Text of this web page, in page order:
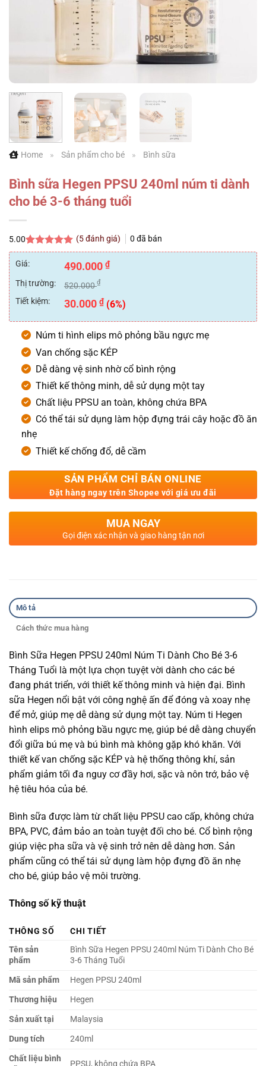
Home » Sản phẩm cho bé » Bình sữa
Bình sữa Hegen PPSU 240ml núm ti dành
cho bé 3-6 tháng tuổi
5.00
5.00trên 5
dựa trên
5
(5đánh giá) 0 đã bán
Giá: 490.000 ₫
Thị trường:
520.000₫
Tiết kiệm: 30.000 ₫ (6%)
Núm ti hình elips mô phỏng bầu ngực mẹ
Van chống sặc KÉP
Dễ dàng vệ sinh nhờ cổ bình rộng
Thiết kế thông minh, dễ sử dụng một tay
Chất liệu PPSU an toàn, không chứa BPA
Có thể tái sử dụng làm hộp đựng trái cây hoặc đồ ăn
nhẹ
Thiết kế chống đổ, dễ cầm
SẢN PHẨM CHỈ BÁN ONLINE
Đặt hàng ngay trên Shopee với giá ưu đãi
MUA NGAY
Gọi điện xác nhận và giao hàng tận nơi
Mô tả
Cách thức mua hàng
Bình Sữa Hegen PPSU 240ml Núm Ti Dành Cho Bé 3-6
Tháng Tuổi là một lựa chọn tuyệt vời dành cho các bé
đang phát triển, với thiết kế thông minh và hiện đại. Bình
sữa Hegen nổi bật với công nghệ ấn để đóng và xoay nhẹ
để mở, giúp mẹ dễ dàng sử dụng một tay. Núm ti Hegen
hình elips mô phỏng bầu ngực mẹ, giúp bé dễ dàng chuyển
đổi giữa bú mẹ và bú bình mà không gặp khó khăn. Với
thiết kế van chống sặc KÉP và hệ thống thông khí, sản
phẩm giảm tối đa nguy cơ đầy hơi, sặc và nôn trớ, bảo vệ
hệ tiêu hóa của bé.
Bình sữa được làm từ chất liệu PPSU cao cấp, không chứa
BPA, PVC, đảm bảo an toàn tuyệt đối cho bé. Cổ bình rộng
giúp việc pha sữa và vệ sinh trở nên dễ dàng hơn. Sản
phẩm cũng có thể tái sử dụng làm hộp đựng đồ ăn nhẹ
cho bé, giúp bảo vệ môi trường.
Thông số kỹ thuật
THÔNG SỐ
CHI TIẾT
Tên sản
phẩm
Bình Sữa Hegen PPSU 240ml Núm Ti Dành Cho Bé
3-6 Tháng Tuổi
Mã sản phẩm
Hegen PPSU 240ml
Thương hiệu
Hegen
Sản xuất tại
Malaysia
Dung tích
240ml
Chất liệu bình